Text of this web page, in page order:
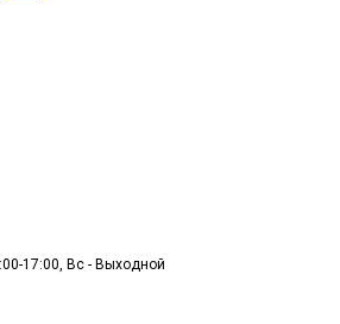
17:00, Вс - Выходной